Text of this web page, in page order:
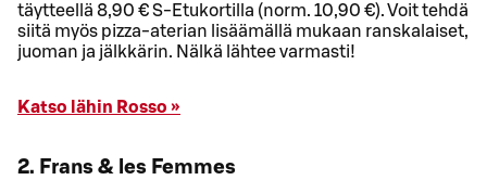
täytteellä 8,90 € S-Etukortilla (norm. 10,90 €). Voit tehdä
siitä myös pizza-aterian lisäämällä mukaan ranskalaiset,
juoman ja jälkkärin. Nälkä lähtee varmasti!
Katso lähin Rosso »
2. Frans & les Femmes